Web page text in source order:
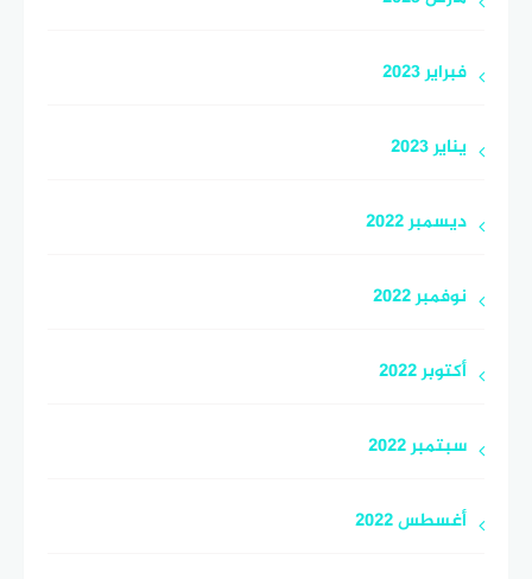
فبراير 2023
يناير 2023
ديسمبر 2022
نوفمبر 2022
أكتوبر 2022
سبتمبر 2022
أغسطس 2022